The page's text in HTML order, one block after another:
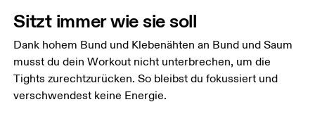
Sitzt immer wie sie soll
Dank hohem Bund und Klebenähten an Bund und Saum
musst du dein Workout nicht unterbrechen, um die
Tights zurechtzurücken. So bleibst du fokussiert und
verschwendest keine Energie.